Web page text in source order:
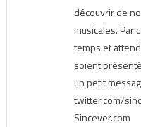
découvrir de
musicales. Par
temps et
soient
un petit
twitter.com/
Sincever.com